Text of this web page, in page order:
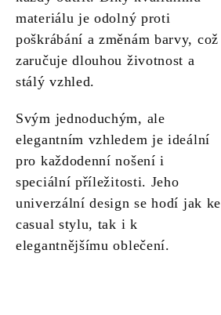
materiálu je odolný proti
poškrábání a změnám barvy, což
zaručuje dlouhou životnost a
stálý vzhled.
Svým jednoduchým, ale
elegantním vzhledem je ideální
pro každodenní nošení i
speciální příležitosti. Jeho
univerzální design se hodí jak ke
casual stylu, tak i k
elegantnějšímu oblečení.